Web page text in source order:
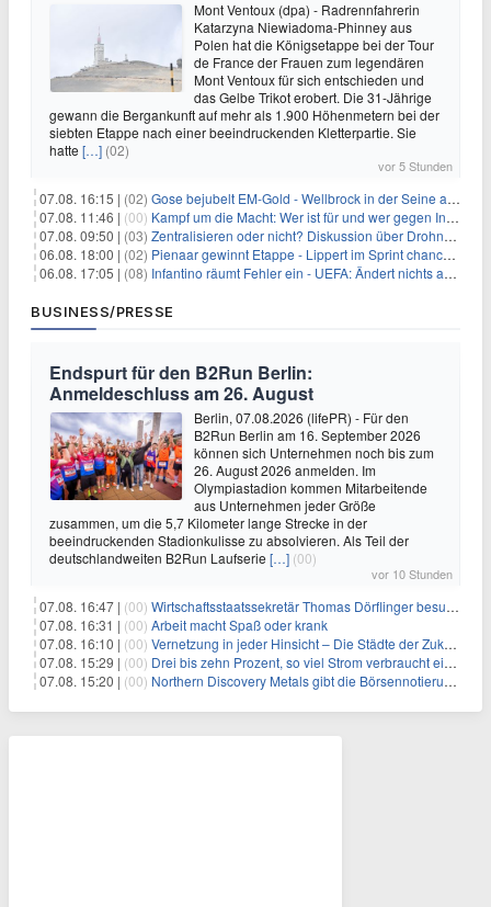
Mont Ventoux (dpa) - Radrennfahrerin
Katarzyna Niewiadoma-Phinney aus
Polen hat die Königsetappe bei der Tour
de France der Frauen zum legendären
Mont Ventoux für sich entschieden und
das Gelbe Trikot erobert. Die 31-Jährige
gewann die Bergankunft auf mehr als 1.900 Höhenmetern bei der
siebten Etappe nach einer beeindruckenden Kletterpartie. Sie
hatte […] (02)
vor 5 Stunden
07.08. 16:15 | (02) Gose bejubelt EM-Gold - Wellbrock in der Seine ausgebremst
07.08. 11:46 | (00) Kampf um die Macht: Wer ist für und wer gegen Infantino?
07.08. 09:50 | (03) Zentralisieren oder nicht? Diskussion über Drohnenabwehr
06.08. 18:00 | (02) Pienaar gewinnt Etappe - Lippert im Sprint chancenlos
06.08. 17:05 | (08) Infantino räumt Fehler ein - UEFA: Ändert nichts an Boykott
BUSINESS/PRESSE
Endspurt für den B2Run Berlin:
Anmeldeschluss am 26. August
Berlin, 07.08.2026 (lifePR) - Für den
B2Run Berlin am 16. September 2026
können sich Unternehmen noch bis zum
26. August 2026 anmelden. Im
Olympiastadion kommen Mitarbeitende
aus Unternehmen jeder Größe
zusammen, um die 5,7 Kilometer lange Strecke in der
beeindruckenden Stadionkulisse zu absolvieren. Als Teil der
deutschlandweiten B2Run Laufserie […] (00)
vor 10 Stunden
07.08. 16:47 | (00) Wirtschaftsstaatssekretär Thomas Dörflinger besucht Handwerksbetrieb im Kammerbezirk Freiburg
07.08. 16:31 | (00) Arbeit macht Spaß oder krank
07.08. 16:10 | (00) Vernetzung in jeder Hinsicht – Die Städte der Zukunft sind grün-blau
07.08. 15:29 | (00) Drei bis zehn Prozent, so viel Strom verbraucht ein Aufzug im Gebäude
07.08. 15:20 | (00) Northern Discovery Metals gibt die Börsennotierung an der Frankfurter Wertpapierbörse bekannt